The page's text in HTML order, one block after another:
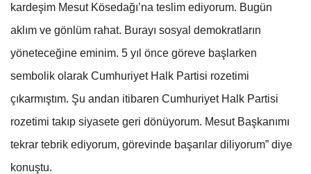
kardeşim Mesut Kösedağı’na teslim ediyorum. Bugün
aklım ve gönlüm rahat. Burayı sosyal demokratların
yöneteceğine eminim. 5 yıl önce göreve başlarken
sembolik olarak Cumhuriyet Halk Partisi rozetimi
çıkarmıştım. Şu andan itibaren Cumhuriyet Halk Partisi
rozetimi takıp siyasete geri dönüyorum. Mesut Başkanımı
tekrar tebrik ediyorum, görevinde başarılar diliyorum” diye
konuştu.